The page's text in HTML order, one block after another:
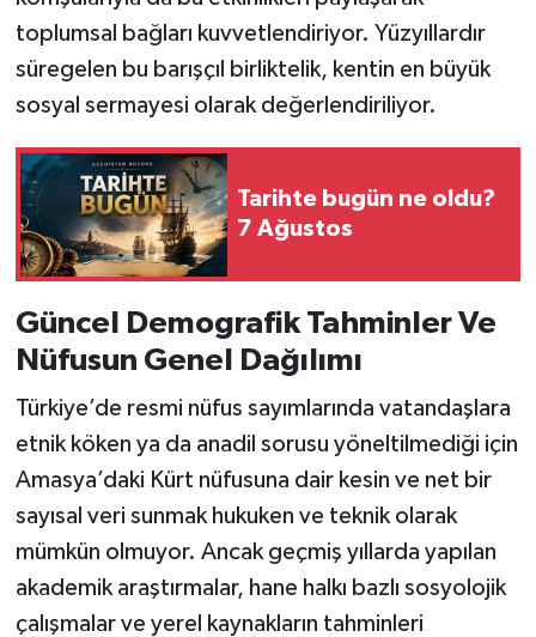
toplumsal bağları kuvvetlendiriyor. Yüzyıllardır
süregelen bu barışçıl birliktelik, kentin en büyük
sosyal sermayesi olarak değerlendiriliyor.
Tarihte bugün ne oldu?
7 Ağustos
Güncel Demografik Tahminler Ve
Nüfusun Genel Dağılımı
Türkiye’de resmi nüfus sayımlarında vatandaşlara
etnik köken ya da anadil sorusu yöneltilmediği için
Amasya’daki Kürt nüfusuna dair kesin ve net bir
sayısal veri sunmak hukuken ve teknik olarak
mümkün olmuyor. Ancak geçmiş yıllarda yapılan
akademik araştırmalar, hane halkı bazlı sosyolojik
çalışmalar ve yerel kaynakların tahminleri